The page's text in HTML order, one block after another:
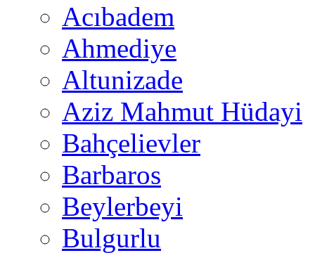
Acıbadem
Ahmediye
Altunizade
Aziz Mahmut Hüdayi
Bahçelievler
Barbaros
Beylerbeyi
Bulgurlu